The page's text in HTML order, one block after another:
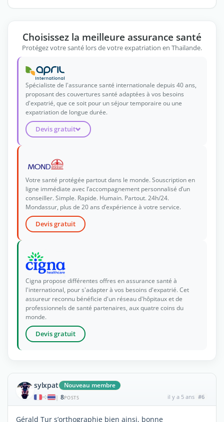
Choisissez la meilleure assurance santé
Protégez votre santé lors de votre expatriation en Thailande.
Spécialiste de l'assurance santé internationale depuis 40 ans,
proposant des couvertures santé adaptées à vos besoins
d'expatrié, que ce soit pour un séjour temporaire ou une
expatriation de longue durée.
Devis gratuit
Votre santé protégée partout dans le monde. Souscription en
ligne immédiate avec l’accompagnement personnalisé d’un
conseiller. Simple. Rapide. Humain. Partout. 24h/24.
Mondassur, plus de 20 ans d’expérience à votre service.
Devis gratuit
Cigna propose différentes offres en assurance santé à
l'international, pour s'adapter à vos besoins d'expatrié. Cet
assureur reconnu bénéficie d'un réseau d'hôpitaux et de
professionnels de santé partenaires, aux quatre coins du
monde.
Devis gratuit
sylxpat Nouveau membre
| 8POSTS il y a 5 ans #6
Gérald Tur s’orthographie bien ainsi, bonne